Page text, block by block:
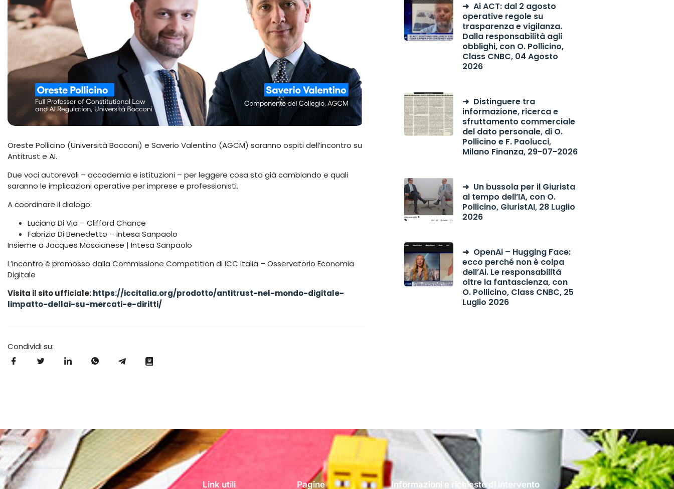
Oreste Pollicino (Università Bocconi) e Saverio Valentino (AGCM) saranno ospiti dell’incontro su
Antitrust e AI.
Due voci autorevoli – accademia e istituzioni – per leggere cosa sta già cambiando e quali
saranno le implicazioni operative per imprese e professionisti.
A coordinare il dialogo:
Luciano Di Via – Clifford Chance
Fabrizio Di Benedetto – Intesa Sanpaolo
Insieme a Jacques Moscianese | Intesa Sanpaolo
L’incontro è promosso dalla Commissione Competition di ICC Italia – Osservatorio Economia
Digitale
Visita il sito ufficiale:https://iccitalia.org/prodotto/antitrust-nel-mondo-digitale-
limpatto-dellai-su-mercati-e-diritti/
Condividi su:
Ai ACT: dal 2 agosto
operative regole su
trasparenza e vigilanza.
Dalla responsabilità agli
obblighi, con O. Pollicino,
Class CNBC, 04 Agosto
2026
Distinguere tra
informazione, ricerca e
sfruttamento commerciale
del dato personale, di O.
Pollicino e F. Paolucci,
Milano Finanza, 29-07-2026
Un bussola per il Giurista
al tempo dell’IA, con O.
Pollicino, GiuristAI, 28 Luglio
2026
OpenAi – Hugging Face:
ecco perché non è colpa
dell’Ai. Le responsabilità
oltre la fantascienza, con
O. Pollicino, Class CNBC, 25
Luglio 2026
Link utili Pagine Informazioni e richieste di intervento